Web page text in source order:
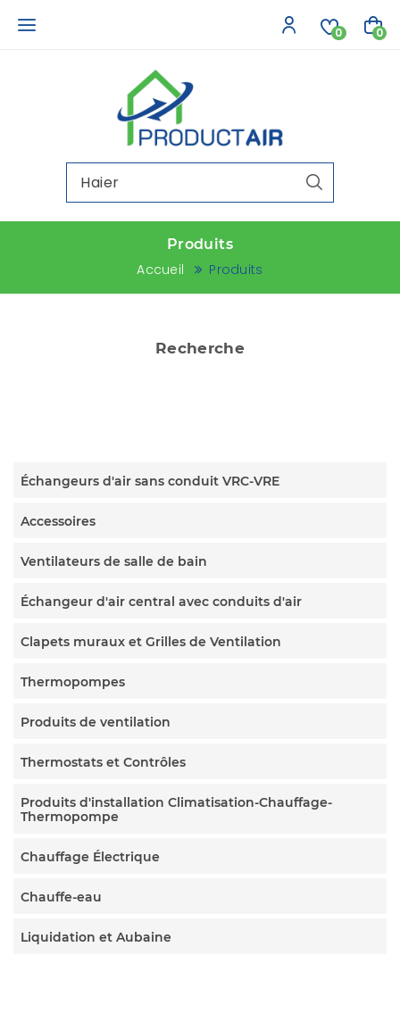
0 0
Produits
Accueil Produits
Recherche
Échangeurs d'air sans conduit VRC-VRE
Accessoires
Ventilateurs de salle de bain
Échangeur d'air central avec conduits d'air
Clapets muraux et Grilles de Ventilation
Thermopompes
Produits de ventilation
Thermostats et Contrôles
Produits d'installation Climatisation-Chauffage-
Thermopompe
Chauffage Électrique
Chauffe-eau
Liquidation et Aubaine